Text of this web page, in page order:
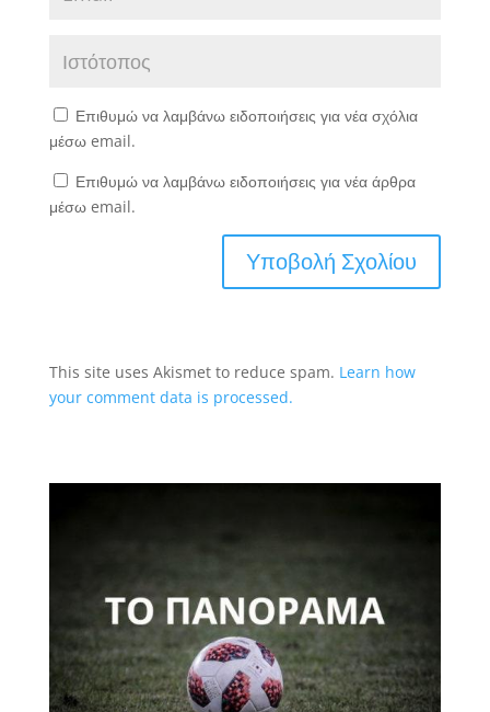
Επιθυμώ να λαμβάνω ειδοποιήσεις για νέα σχόλια
μέσω email.
Επιθυμώ να λαμβάνω ειδοποιήσεις για νέα άρθρα
μέσω email.
This site uses Akismet to reduce spam. Learn how
your comment data is processed.